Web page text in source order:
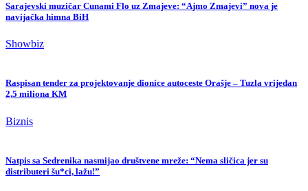
Sarajevski muzičar Cunami Flo uz Zmajeve: “Ajmo Zmajevi” nova je
navijačka himna BiH
Showbiz
Raspisan tender za projektovanje dionice autoceste Orašje – Tuzla vrijedan
2,5 miliona KM
Biznis
Natpis sa Sedrenika nasmijao društvene mreže: “Nema sličica jer su
distributeri šu*ci, lažu!”